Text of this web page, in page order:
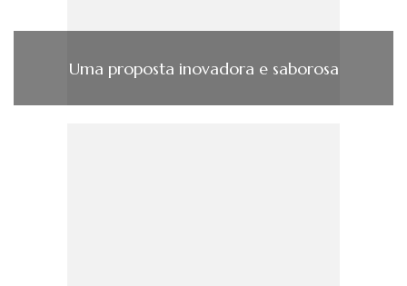
Uma proposta inovadora e saborosa